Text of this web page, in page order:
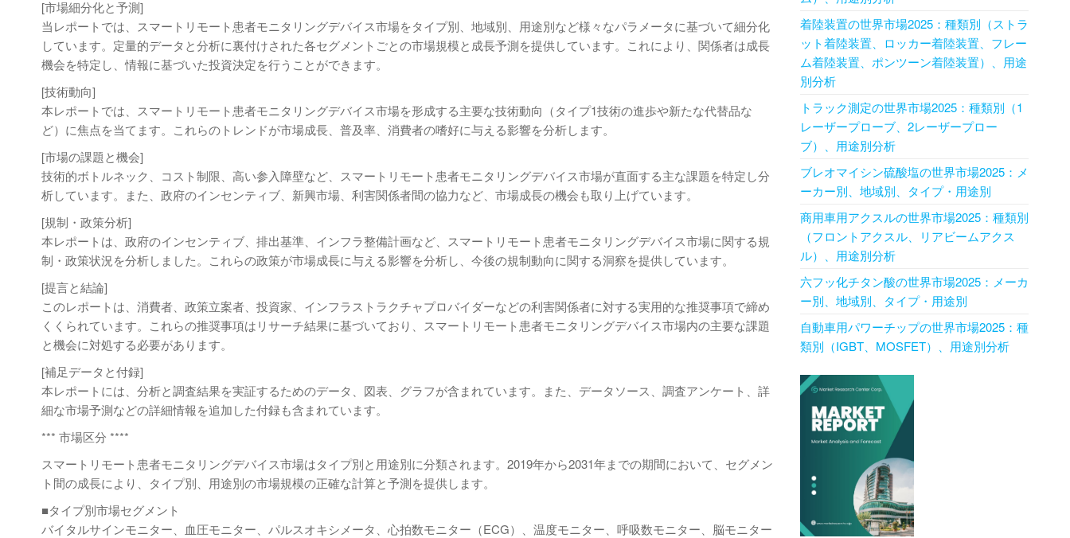
[市場細分化と予測]
当レポートでは、スマートリモート患者モニタリングデバイス市場をタイプ別、地域別、用途別など様々なパラメータに基づいて細分化
しています。定量的データと分析に裏付けされた各セグメントごとの市場規模と成長予測を提供しています。これにより、関係者は成長
機会を特定し、情報に基づいた投資決定を行うことができます。
[技術動向]
本レポートでは、スマートリモート患者モニタリングデバイス市場を形成する主要な技術動向（タイプ1技術の進歩や新たな代替品な
ど）に焦点を当てます。これらのトレンドが市場成長、普及率、消費者の嗜好に与える影響を分析します。
[市場の課題と機会]
技術的ボトルネック、コスト制限、高い参入障壁など、スマートリモート患者モニタリングデバイス市場が直面する主な課題を特定し分
析しています。また、政府のインセンティブ、新興市場、利害関係者間の協力など、市場成長の機会も取り上げています。
[規制・政策分析]
本レポートは、政府のインセンティブ、排出基準、インフラ整備計画など、スマートリモート患者モニタリングデバイス市場に関する規
制・政策状況を分析しました。これらの政策が市場成長に与える影響を分析し、今後の規制動向に関する洞察を提供しています。
[提言と結論]
このレポートは、消費者、政策立案者、投資家、インフラストラクチャプロバイダーなどの利害関係者に対する実用的な推奨事項で締め
くくられています。これらの推奨事項はリサーチ結果に基づいており、スマートリモート患者モニタリングデバイス市場内の主要な課題
と機会に対処する必要があります。
[補足データと付録]
本レポートには、分析と調査結果を実証するためのデータ、図表、グラフが含まれています。また、データソース、調査アンケート、詳
細な市場予測などの詳細情報を追加した付録も含まれています。
*** 市場区分 ****
スマートリモート患者モニタリングデバイス市場はタイプ別と用途別に分類されます。2019年から2031年までの期間において、セグメン
ト間の成長により、タイプ別、用途別の市場規模の正確な計算と予測を提供します。
■タイプ別市場セグメント
バイタルサインモニター、血圧モニター、パルスオキシメータ、心拍数モニター（ECG）、温度モニター、呼吸数モニター、脳モニター
着陸装置の世界市場2025：種類別（ストラ
ット着陸装置、ロッカー着陸装置、フレー
ム着陸装置、ポンツーン着陸装置）、用途
別分析
トラック測定の世界市場2025：種類別（1
レーザープローブ、2レーザープロー
ブ）、用途別分析
ブレオマイシン硫酸塩の世界市場2025：メ
ーカー別、地域別、タイプ・用途別
商用車用アクスルの世界市場2025：種類別
（フロントアクスル、リアビームアクス
ル）、用途別分析
六フッ化チタン酸の世界市場2025：メーカ
ー別、地域別、タイプ・用途別
自動車用パワーチップの世界市場2025：種
類別（IGBT、MOSFET）、用途別分析